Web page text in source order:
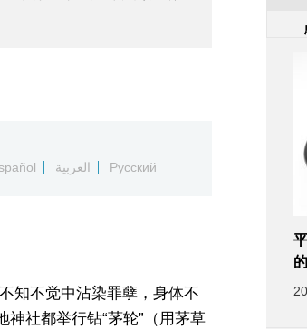
العربية Русский
知不觉中沾染罪孽，身体不
社都举行钻“茅轮”（用茅草